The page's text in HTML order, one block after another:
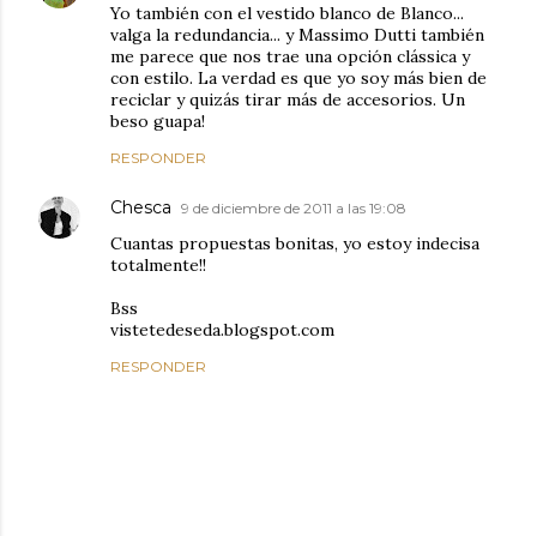
Yo también con el vestido blanco de Blanco...
valga la redundancia... y Massimo Dutti también
me parece que nos trae una opción clássica y
con estilo. La verdad es que yo soy más bien de
reciclar y quizás tirar más de accesorios. Un
beso guapa!
RESPONDER
Chesca 9 de diciembre de 2011 a las 19:08
Cuantas propuestas bonitas, yo estoy indecisa
totalmente!!
Bss
vistetedeseda.blogspot.com
RESPONDER